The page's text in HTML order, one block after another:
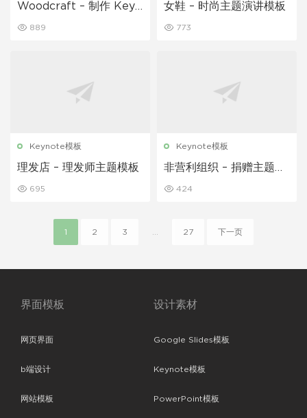
Woodcraft – 制作 Keyn
889
女鞋 – 时尚主题演讲模板
773
Keynote模板
理发店 – 理发师主题模板
695
Keynote模板
非营利组织 – 捐赠主题演
424
1 2 3 27 下一页
界面模板
网页界面
b端设计
网站模板
设计素材
Google Slides模板
Keynote模板
PowerPoint模板